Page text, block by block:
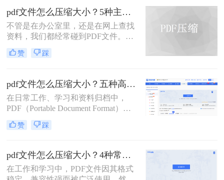
在通过邮件发送、即时通讯工具传输
或上传至云平台时受到限制，严重影
响效率。因此，pdf怎么压缩的小一
点，成为一项必备技能。
pdf文件怎么压缩大小？5种主流压缩方法分享！
不管是在办公室里，还是在网上查找
资料，我们都经常碰到PDF文件。在
工作中，发送邮件需要PDF文件格
式，但太大的PDF文件也是一个棘手
被限制为5M，否则就发送不了。若能
pdf文件怎么压缩大小，那就可轻松上
传。在今天，我们将分享两种简单的
pdf文件压缩方式。
赞 踩
pdf文件怎么压缩大小？五种高效方法全面解析与实战！
在日常工作、学习和资料归档中，
PDF（Portable Document Format）因
其跨平台、格式固定的特性而成为最
常用的文件格式之一。然而，随之而
不仅占用存储空间，更在邮件发送、
即时通讯传输和网页上传时带来诸多
不便。如何在不显著损失质量的前提
赞 踩
pdf文件怎么压缩大小？4种常用压缩方法详解！
在工作和学习中，PDF文件因其格式